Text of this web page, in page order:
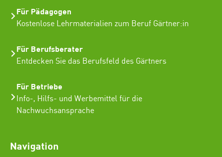
Für Pädagogen
Kostenlose Lehrmaterialien zum Beruf Gärtner:in
Für Berufsberater
Entdecken Sie das Berufsfeld des Gärtners
Für Betriebe
Info-, Hilfs- und Werbemittel für die
Nachwuchsansprache
Navigation